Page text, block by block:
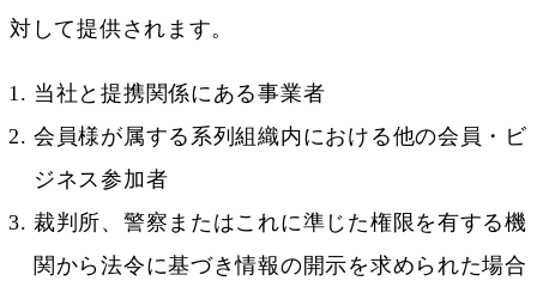
対して提供されます。
当社と提携関係にある事業者
会員様が属する系列組織内における他の会員・ビ
ジネス参加者
裁判所、警察またはこれに準じた権限を有する機
関から法令に基づき情報の開示を求められた場合